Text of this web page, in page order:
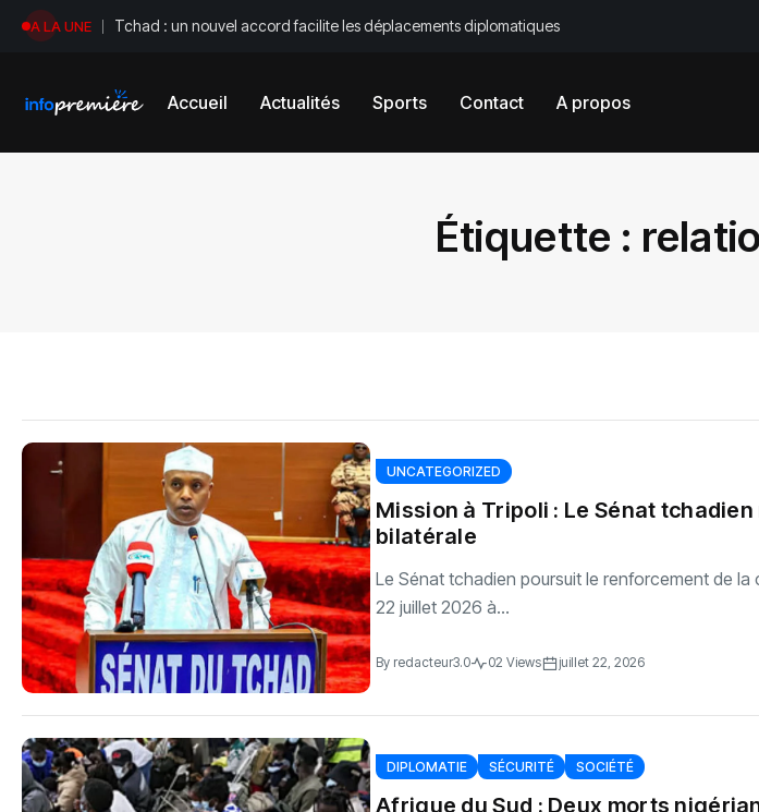
A LA UNE Tchad : un nouvel accord facilite les déplacements diplomatiques
Accueil Actualités Sports Contact A propos
Étiquette :
UNCATEGORIZED
Mission à Tripoli : Le Sénat
bilatérale
Le Sénat tchadien poursuit le renforcement de la
22 juillet 2026 à...
By redacteur3.0 02 Views juillet 22, 2026
DIPLOMATIE SÉCURITÉ SOCIÉTÉ
Afrique du Sud : Deux morts